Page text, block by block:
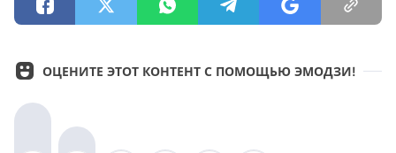
ОЦЕНИТЕ ЭТОТ КОНТЕНТ С ПОМОЩЬЮ ЭМОДЗИ!